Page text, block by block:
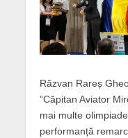
Răzvan Rareș
”Căpitan Aviator
mai multe
performanță